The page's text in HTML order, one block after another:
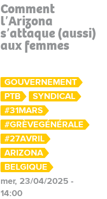
Comment
lʼArizona
sʼattaque (aussi)
aux femmes
GOUVERNEMENT
PTB
SYNDICAL
#31MARS
#GRÈVEGÉNÉRALE
#27AVRIL
ARIZONA
BELGIQUE
mer, 23/04/2025 -
14:00